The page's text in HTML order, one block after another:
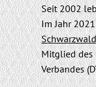
Seit 2002
Im Jahr
Schwarzwald
Mitglied des
Verbandes (